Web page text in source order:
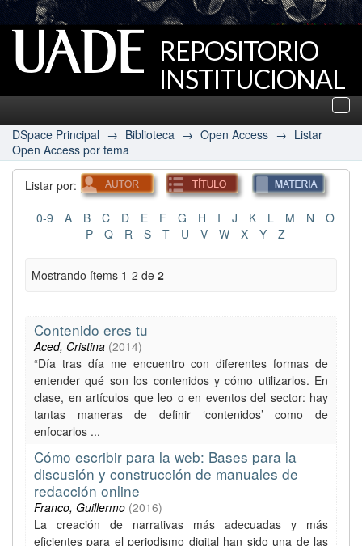
REPOSITORIO
INSTITUCIONAL
UADE
DSpace Principal → Biblioteca → Open Access → Listar
Open Access por tema
Listar por:
0-9 A B C D E F G H I J K L M N
O
P
Q R S T U V W X Y Z
Mostrando ítems 1-2 de 2
Contenido eres tu
Aced, Cristina (2014)
“Día tras día me encuentro con diferentes formas de
entender qué son los contenidos y cómo utilizarlos. En
clase, en artículos que leo o en eventos del sector: hay
tantas maneras de definir ‘contenidos’ como de
enfocarlos ...
Cómo escribir para la web: Bases para la
discusión y construcción de manuales de
redacción online
Franco, Guillermo (2016)
La creación de narrativas más adecuadas y más
eficientes para el periodismo digital han sido una de las